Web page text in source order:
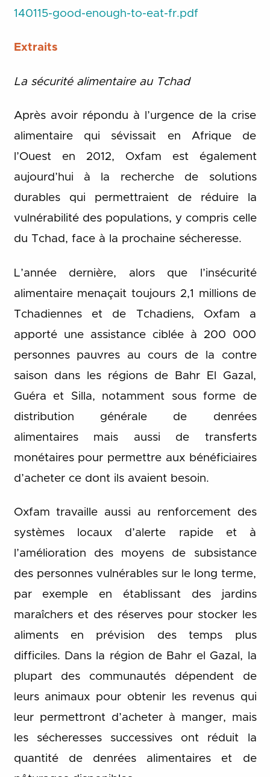
140115-good-enough-to-eat-fr.pdf
Extraits
La sécurité alimentaire au Tchad
Après avoir répondu à l’urgence de la crise
alimentaire qui sévissait en Afrique de
l’Ouest en 2012, Oxfam est également
aujourd’hui à la recherche de solutions
durables qui permettraient de réduire la
vulnérabilité des populations, y compris celle
du Tchad, face à la prochaine sécheresse.
L’année dernière, alors que l’insécurité
alimentaire menaçait toujours 2,1 millions de
Tchadiennes et de Tchadiens, Oxfam a
apporté une assistance ciblée à 200 000
personnes pauvres au cours de la contre
saison dans les régions de Bahr El Gazal,
Guéra et Silla, notamment sous forme de
distribution générale de denrées
alimentaires mais aussi de transferts
monétaires pour permettre aux bénéficiaires
d’acheter ce dont ils avaient besoin.
Oxfam travaille aussi au renforcement des
systèmes locaux d’alerte rapide et à
l’amélioration des moyens de subsistance
des personnes vulnérables sur le long terme,
par exemple en établissant des jardins
maraîchers et des réserves pour stocker les
aliments en prévision des temps plus
difficiles. Dans la région de Bahr el Gazal, la
plupart des communautés dépendent de
leurs animaux pour obtenir les revenus qui
leur permettront d’acheter à manger, mais
les sécheresses successives ont réduit la
quantité de denrées alimentaires et de